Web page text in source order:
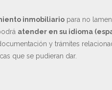
inmobiliario para no
atender en su idioma
y trámites
que se pudieran dar.